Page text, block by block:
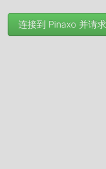
连接到 Pinaxo 并请